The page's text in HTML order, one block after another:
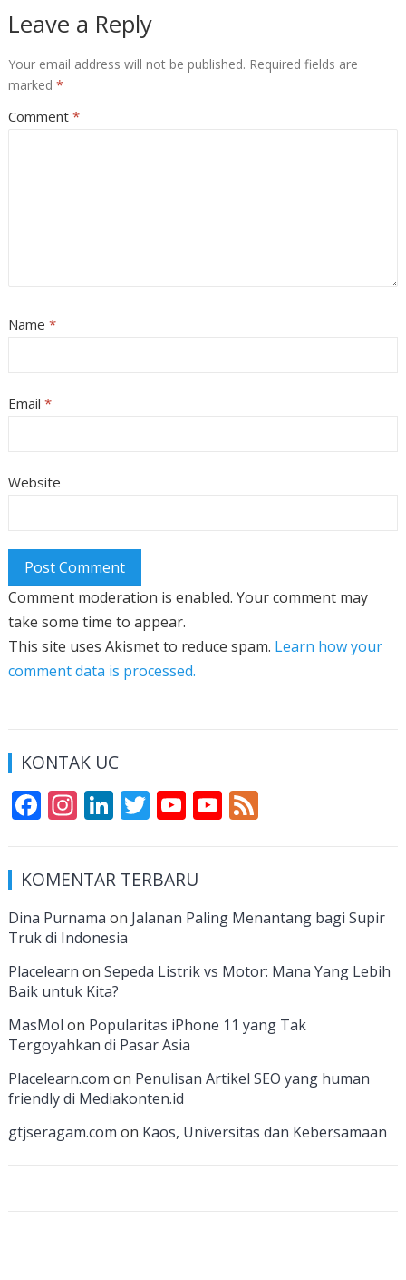
Leave a Reply
Your email address will not be published. Required fields are
marked *
Comment *
Name *
Email *
Website
Comment moderation is enabled. Your comment may
take some time to appear.
This site uses Akismet to reduce spam. Learn how your
comment data is processed.
KONTAK UC
F
e
b
o
o
k
In
a
gr
a
m
Li
k
e
dI
n
T
itt
er
Y
u
T
u
e
Y
u
e
h
a
n
n
F
KOMENTAR TERBARU
Dina Purnama on Jalanan Paling Menantang bagi Supir
Truk di Indonesia
Placelearn on Sepeda Listrik vs Motor: Mana Yang Lebih
Baik untuk Kita?
MasMol on Popularitas iPhone 11 yang Tak
Tergoyahkan di Pasar Asia
Placelearn.com on Penulisan Artikel SEO yang human
friendly di Mediakonten.id
gtjseragam.com on Kaos, Universitas dan Kebersamaan